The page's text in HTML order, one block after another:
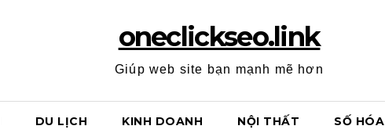
oneclickseo.link
Giúp web site bạn mạnh mẽ hơn
DU LỊCH KINH DOANH NỘI THẤT SỐ HÓA